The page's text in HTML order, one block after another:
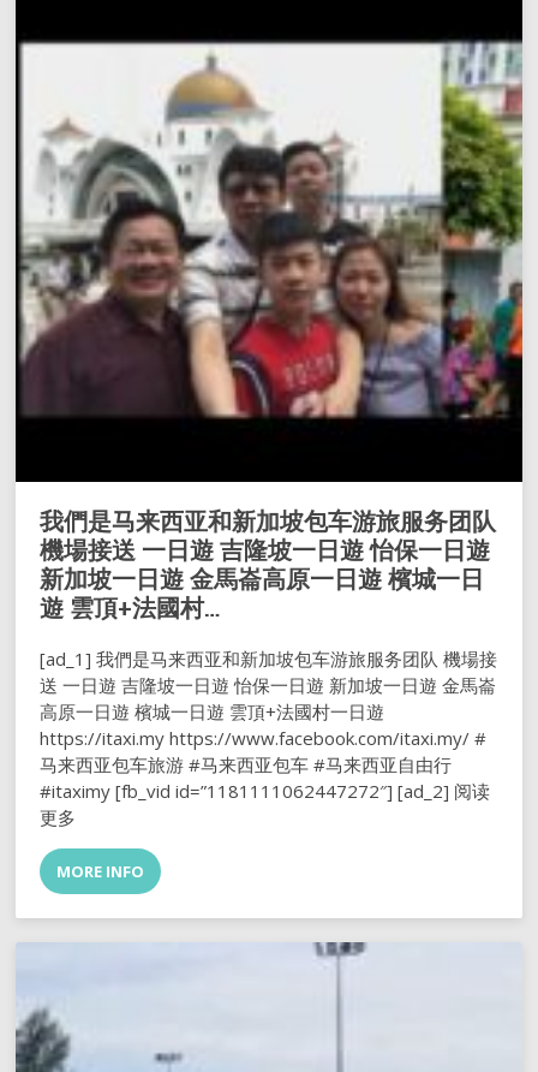
我們是马来西亚和新加坡包车游旅服务团队
機場接送 一日遊 吉隆坡一日遊 怡保一日遊
新加坡一日遊 金馬崙高原一日遊 檳城一日
遊 雲頂+法國村…
[ad_1] 我們是马来西亚和新加坡包车游旅服务团队 機場接
送 一日遊 吉隆坡一日遊 怡保一日遊 新加坡一日遊 金馬崙
高原一日遊 檳城一日遊 雲頂+法國村一日遊
https://itaxi.my https://www.facebook.com/itaxi.my/ #
马来西亚包车旅游 #马来西亚包车 #马来西亚自由行
#itaximy [fb_vid id=”1181111062447272″] [ad_2] 阅读
更多
MORE INFO